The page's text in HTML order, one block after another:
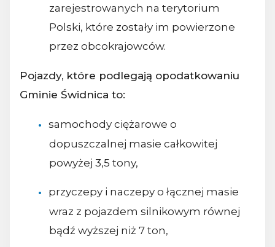
zarejestrowanych na terytorium
Polski, które zostały im powierzone
przez obcokrajowców.
Pojazdy, które podlegają opodatkowaniu
Gminie Świdnica to:
samochody ciężarowe o
dopuszczalnej masie całkowitej
powyżej 3,5 tony,
przyczepy i naczepy o łącznej masie
wraz z pojazdem silnikowym równej
bądź wyższej niż 7 ton,